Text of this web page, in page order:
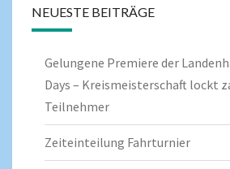
NEUESTE BEITRÄGE
Gelungene Premiere der
Days – Kreismeisterschaft lockt
Teilnehmer
Zeiteinteilung Fahrturnier